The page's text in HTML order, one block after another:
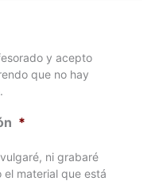
y acepto
que no hay
*
ni grabaré
el material que está